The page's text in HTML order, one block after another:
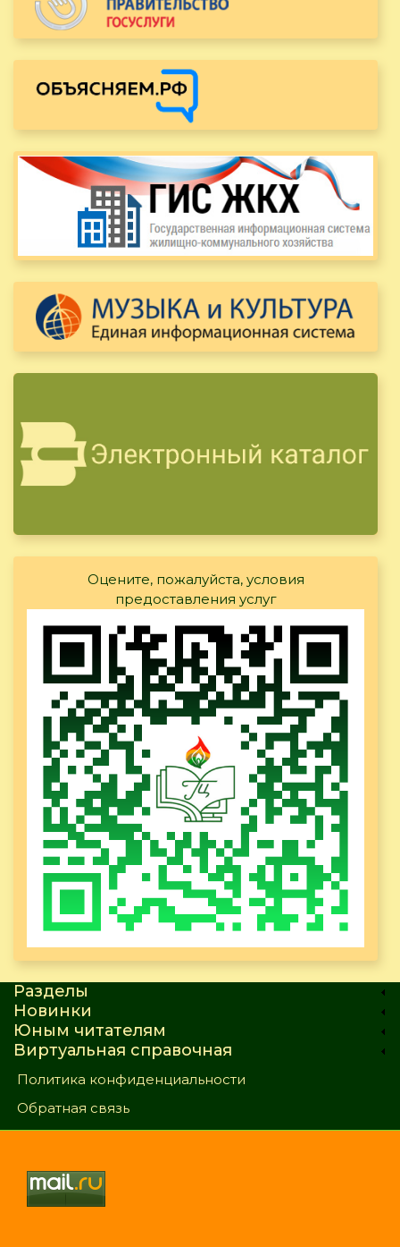
Оцените, пожалуйста, условия
предоставления услуг
Разделы
Новинки
Юным читателям
Виртуальная справочная
Политика конфиденциальности
Обратная связь